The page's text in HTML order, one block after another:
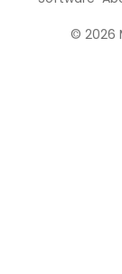
© 2026